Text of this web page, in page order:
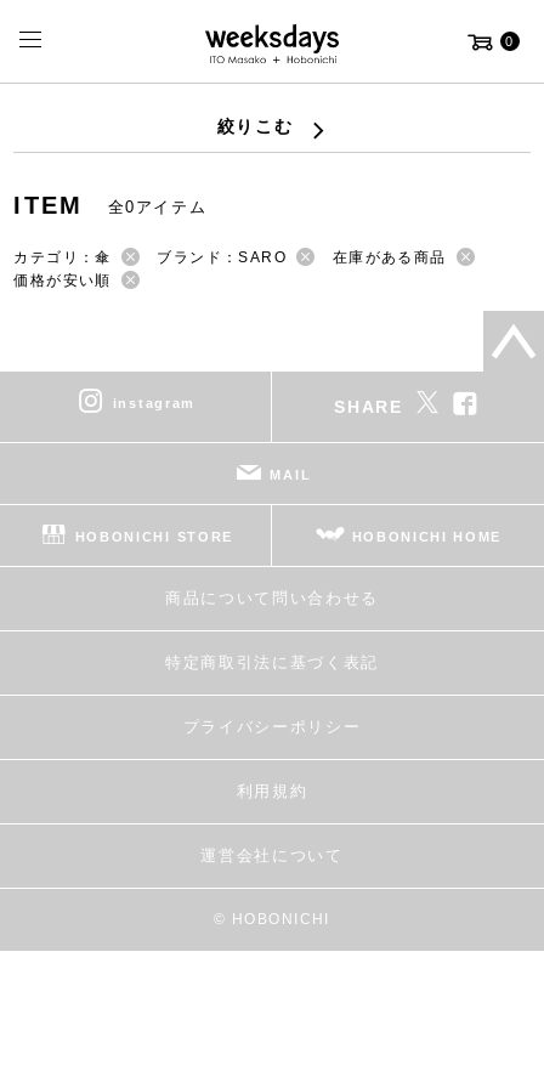
0
絞りこむ
ITEM 全0アイテム
カテゴリ：傘 ブランド：SARO
在庫がある商品
価格が安い順
instagram SHARE
MAIL
HOBONICHI STORE HOBONICHI HOME
商品について問い合わせる
特定商取引法に基づく表記
プライバシーポリシー
利用規約
運営会社について
© HOBONICHI